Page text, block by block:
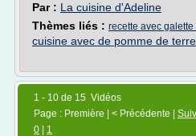
Par : La cuisine d'Adeline
Thèmes liés : recette avec
cuisine avec de pomme de terre
1 - 10 de 15 Vidéos
Page : Première | < Précédente |
0
1